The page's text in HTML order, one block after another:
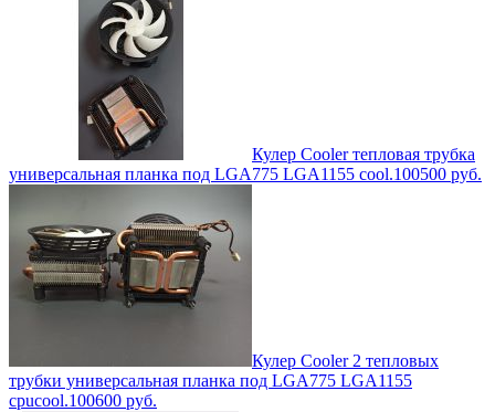
Кулер Cooler тепловая трубка
универсальная планка под LGA775 LGA1155 cool.100500 руб.
Кулер Cooler 2 тепловых
трубки универсальная планка под LGA775 LGA1155
cpucool.100600 руб.